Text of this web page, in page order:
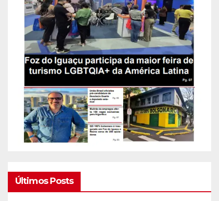
Últimos Posts